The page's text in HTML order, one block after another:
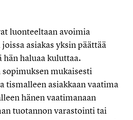
luonteeltaan avoimia
asiakas yksin päättää
hän haluaa kuluttaa.
mukaisesti
tismalleen asiakkaan vaatima
hänen vaatimanaan
tuotannon varastointi tai